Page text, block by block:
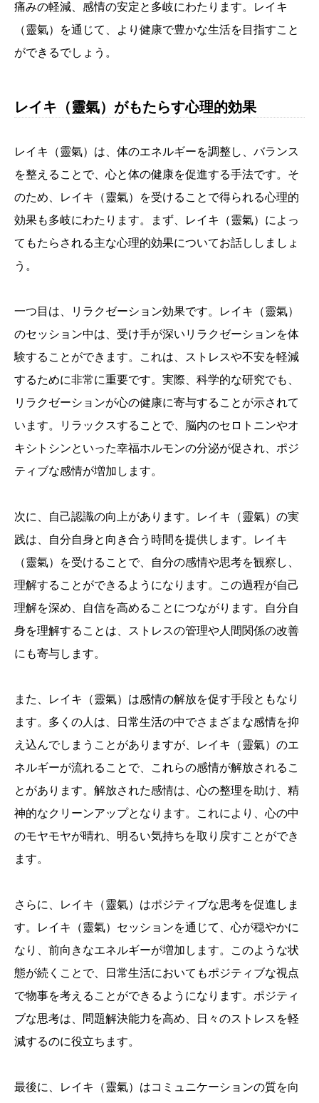
痛みの軽減、感情の安定と多岐にわたります。レイキ
（靈氣）を通じて、より健康で豊かな生活を目指すこと
ができるでしょう。
レイキ（靈氣）がもたらす心理的効果
レイキ（靈氣）は、体のエネルギーを調整し、バランス
を整えることで、心と体の健康を促進する手法です。そ
のため、レイキ（靈氣）を受けることで得られる心理的
効果も多岐にわたります。まず、レイキ（靈氣）によっ
てもたらされる主な心理的効果についてお話ししましょ
う。
一つ目は、リラクゼーション効果です。レイキ（靈氣）
のセッション中は、受け手が深いリラクゼーションを体
験することができます。これは、ストレスや不安を軽減
するために非常に重要です。実際、科学的な研究でも、
リラクゼーションが心の健康に寄与することが示されて
います。リラックスすることで、脳内のセロトニンやオ
キシトシンといった幸福ホルモンの分泌が促され、ポジ
ティブな感情が増加します。
次に、自己認識の向上があります。レイキ（靈氣）の実
践は、自分自身と向き合う時間を提供します。レイキ
（靈氣）を受けることで、自分の感情や思考を観察し、
理解することができるようになります。この過程が自己
理解を深め、自信を高めることにつながります。自分自
身を理解することは、ストレスの管理や人間関係の改善
にも寄与します。
また、レイキ（靈氣）は感情の解放を促す手段ともなり
ます。多くの人は、日常生活の中でさまざまな感情を抑
え込んでしまうことがありますが、レイキ（靈氣）のエ
ネルギーが流れることで、これらの感情が解放されるこ
とがあります。解放された感情は、心の整理を助け、精
神的なクリーンアップとなります。これにより、心の中
のモヤモヤが晴れ、明るい気持ちを取り戻すことができ
ます。
さらに、レイキ（靈氣）はポジティブな思考を促進しま
す。レイキ（靈氣）セッションを通じて、心が穏やかに
なり、前向きなエネルギーが増加します。このような状
態が続くことで、日常生活においてもポジティブな視点
で物事を考えることができるようになります。ポジティ
ブな思考は、問題解決能力を高め、日々のストレスを軽
減するのに役立ちます。
最後に、レイキ（靈氣）はコミュニケーションの質を向